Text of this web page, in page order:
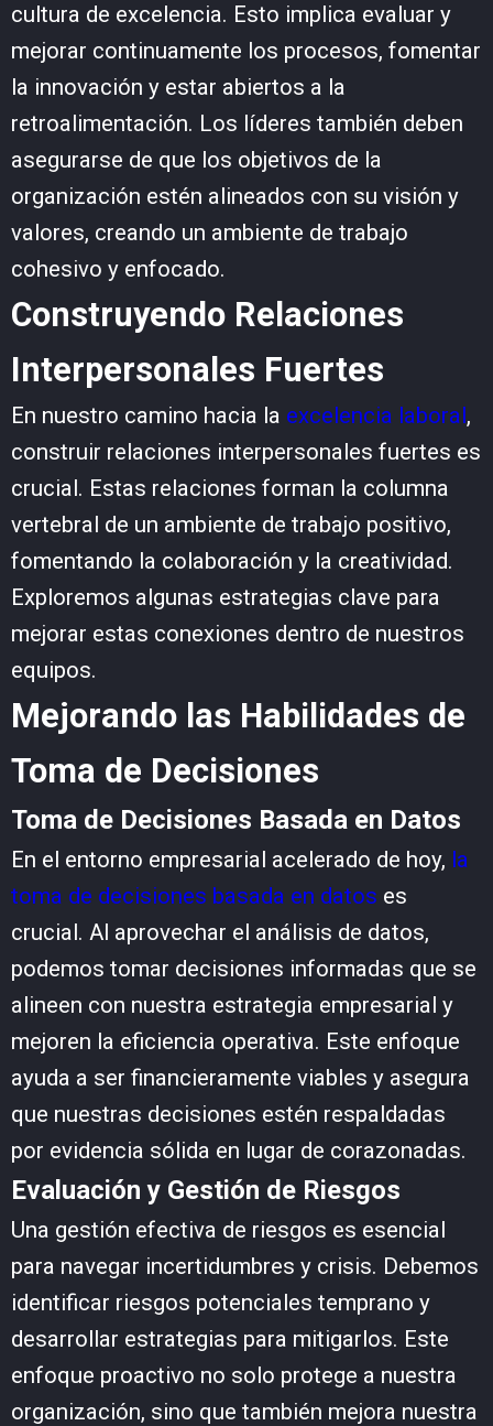
cultura de excelencia. Esto implica evaluar y
mejorar continuamente los procesos, fomentar
la innovación y estar abiertos a la
retroalimentación. Los líderes también deben
asegurarse de que los objetivos de la
organización estén alineados con su visión y
valores, creando un ambiente de trabajo
cohesivo y enfocado.
Construyendo Relaciones
Interpersonales Fuertes
En nuestro camino hacia la excelencia laboral,
construir relaciones interpersonales fuertes es
crucial. Estas relaciones forman la columna
vertebral de un ambiente de trabajo positivo,
fomentando la colaboración y la creatividad.
Exploremos algunas estrategias clave para
mejorar estas conexiones dentro de nuestros
equipos.
Mejorando las Habilidades de
Toma de Decisiones
Toma de Decisiones Basada en Datos
En el entorno empresarial acelerado de hoy, la
toma de decisiones basada en datos es
crucial. Al aprovechar el análisis de datos,
podemos tomar decisiones informadas que se
alineen con nuestra estrategia empresarial y
mejoren la eficiencia operativa. Este enfoque
ayuda a ser financieramente viables y asegura
que nuestras decisiones estén respaldadas
por evidencia sólida en lugar de corazonadas.
Evaluación y Gestión de Riesgos
Una gestión efectiva de riesgos es esencial
para navegar incertidumbres y crisis. Debemos
identificar riesgos potenciales temprano y
desarrollar estrategias para mitigarlos. Este
enfoque proactivo no solo protege a nuestra
organización, sino que también mejora nuestra